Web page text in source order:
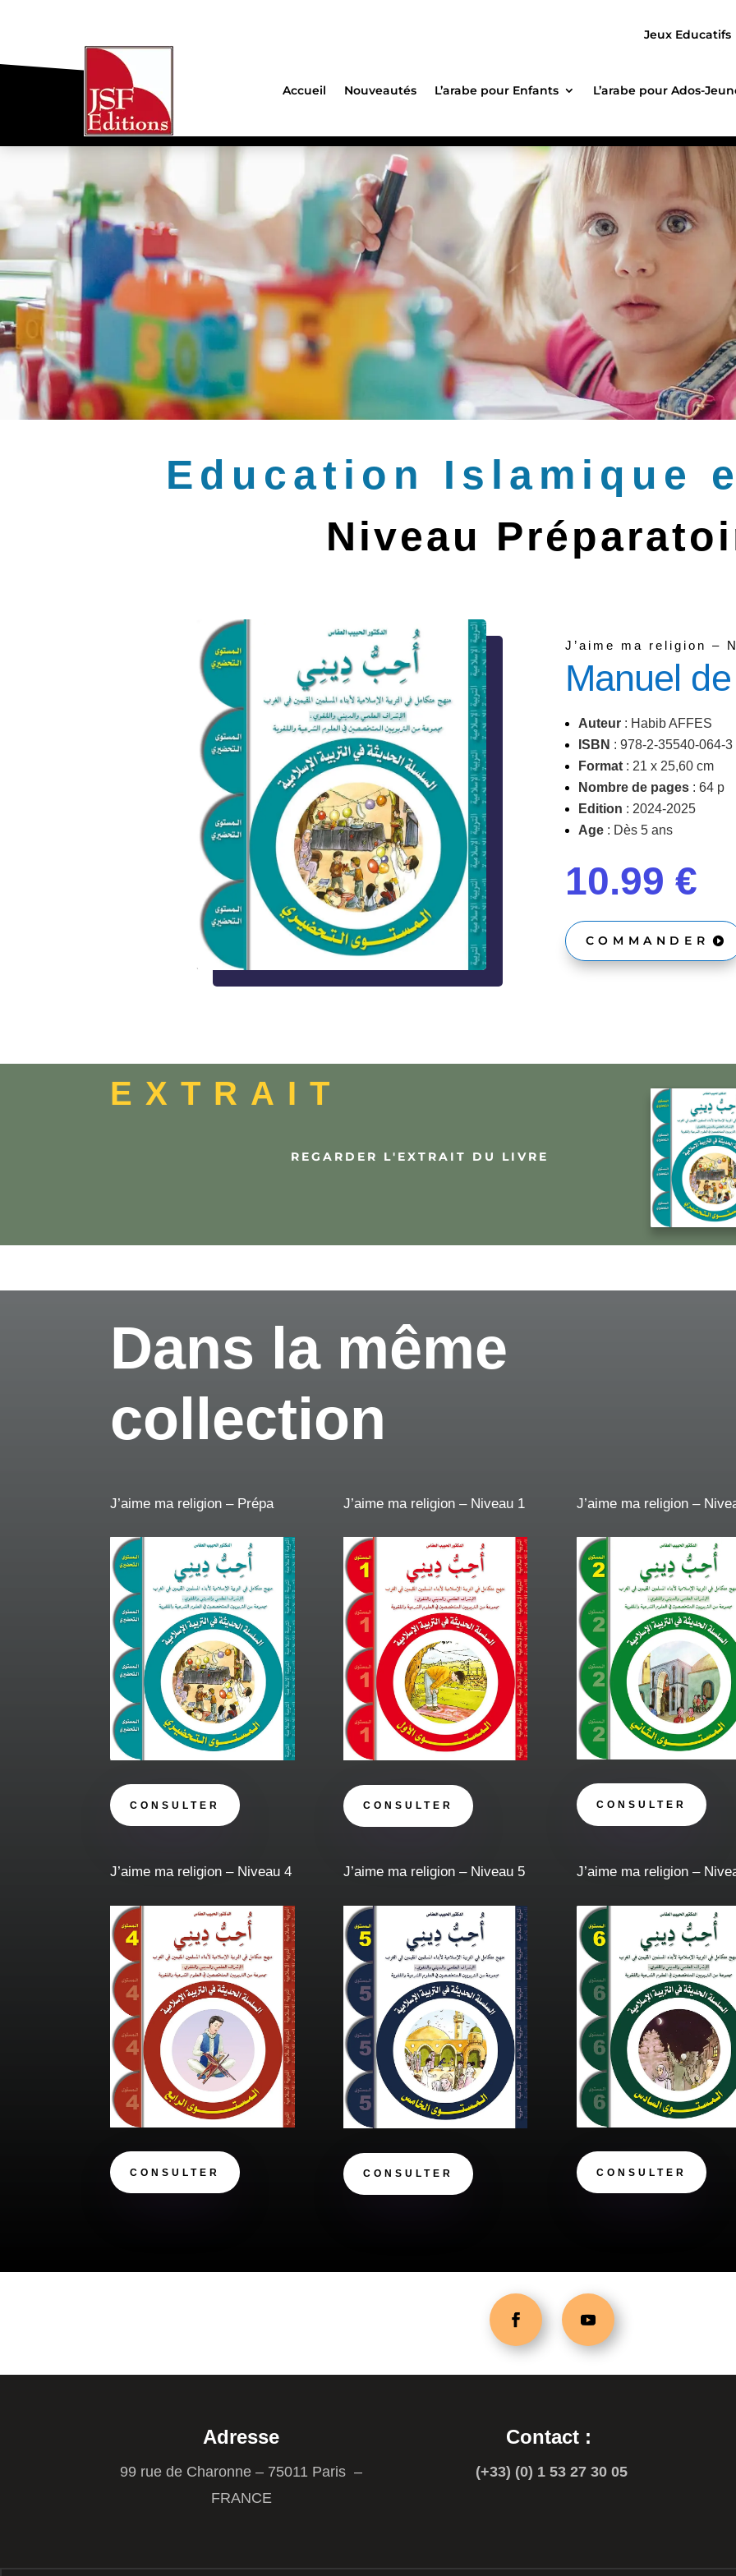
Jeux Educatifs
Accueil Nouveautés L’arabe pour Enfants L’arabe pour Ados-
Education Islamique
Niveau
J’aime ma religion –
Manuel
Auteur: Habib AFFES
ISBN : 978-2-35540-064-3
Format: 21 x 25,60 cm
Nombre de pages: 64 p
Edition : 2024-2025
Age: Dès 5 ans
10.99 €
COMMANDER
EXTRAIT
REGARDER L'EXTRAIT DU LIVRE
Dans la même
collection
J’aime ma religion – Prépa
CONSULTER
J’aime ma religion – Niveau 1
CONSULTER
J’aime ma religion –
CONSULTER
J’aime ma religion – Niveau 4
CONSULTER
J’aime ma religion – Niveau 5
CONSULTER
J’aime ma religion –
CONSULTER
Adresse
99 rue de Charonne – 75011 Paris –
FRANCE
Contact :
(+33) (0) 1 53 27 30 05